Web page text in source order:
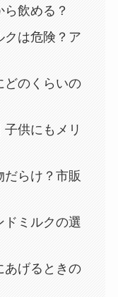
飲める？
クは危険？ア
どのくらいの
供にもメリ
だらけ？市販
ミルクの選
あげるときの